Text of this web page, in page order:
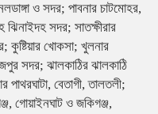
ও সদর; পাবনার চাটমোহর,
সদর; সাতক্ষীরার
কুষ্টিয়ার খোকসা; খুলনার
সদর; ঝালকাঠির ঝালকাঠি
পাথরঘাটা, বেতাগী, তালতলী;
গোয়াইনঘাট ও জকিগঞ্জ,